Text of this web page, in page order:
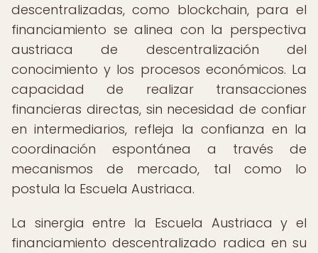
descentralizadas, como blockchain, para el
financiamiento se alinea con la perspectiva
austriaca de descentralización del
conocimiento y los procesos económicos. La
capacidad de realizar transacciones
financieras directas, sin necesidad de confiar
en intermediarios, refleja la confianza en la
coordinación espontánea a través de
mecanismos de mercado, tal como lo
postula la Escuela Austriaca.
La sinergia entre la Escuela Austriaca y el
financiamiento descentralizado radica en su